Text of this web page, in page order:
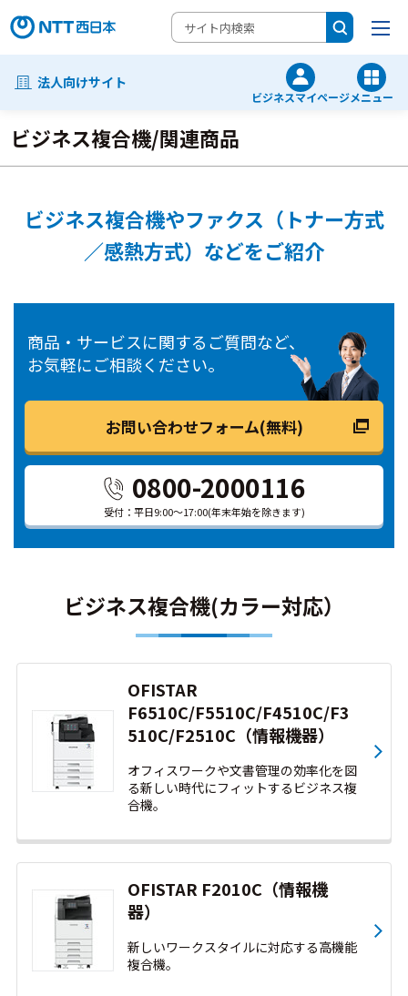
法人向けサイト
ビジネスマイページメニュー
ビジネス複合機/関連商品
ビジネス複合機やファクス（トナー方式
／感熱方式）などをご紹介
商品・サービスに関するご質問など、
お気軽にご相談ください。
お問い合わせフォーム(無料)
0800-2000116
受付：平日9:00～17:00(年末年始を除きます)
ビジネス複合機(カラー対応）
OFISTAR
F6510C/F5510C/F4510C/F3
510C/F2510C（情報機器）
オフィスワークや文書管理の効率化を図
る新しい時代にフィットするビジネス複
合機。
OFISTAR F2010C（情報機
器）
新しいワークスタイルに対応する高機能
複合機。